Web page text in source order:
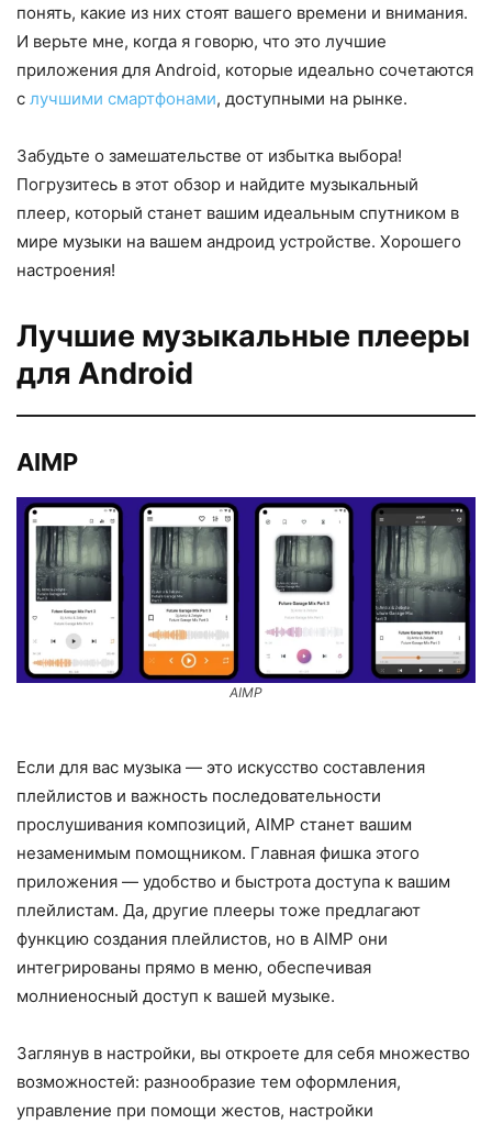
понять, какие из них стоят вашего времени и внимания.
И верьте мне, когда я говорю, что это лучшие
приложения для Android, которые идеально сочетаются
с лучшими смартфонами, доступными на рынке.
Забудьте о замешательстве от избытка выбора!
Погрузитесь в этот обзор и найдите музыкальный
плеер, который станет вашим идеальным спутником в
мире музыки на вашем андроид устройстве. Хорошего
настроения!
Лучшие музыкальные плееры
для Android
AIMP
AIMP
Если для вас музыка — это искусство составления
плейлистов и важность последовательности
прослушивания композиций, AIMP станет вашим
незаменимым помощником. Главная фишка этого
приложения — удобство и быстрота доступа к вашим
плейлистам. Да, другие плееры тоже предлагают
функцию создания плейлистов, но в AIMP они
интегрированы прямо в меню, обеспечивая
молниеносный доступ к вашей музыке.
Заглянув в настройки, вы откроете для себя множество
возможностей: разнообразие тем оформления,
управление при помощи жестов, настройки